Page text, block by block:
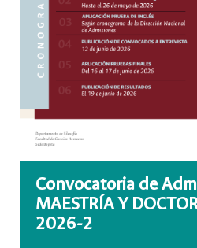
Convocatoria de
MAESTRÍA Y
2026-2